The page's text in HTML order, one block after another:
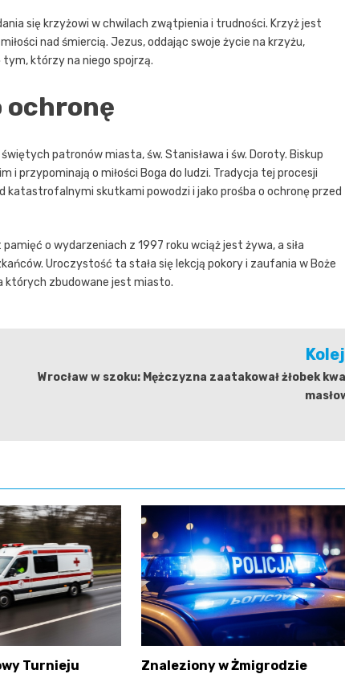
się krzyżowi w chwilach zwątpienia i trudności. Krzyż jest
nad śmiercią. Jezus, oddając swoje życie na krzyżu,
tym, którzy na niego spojrzą.
ochronę
patronów miasta, św. Stanisława i św. Doroty. Biskup
i przypominają o miłości Boga do ludzi. Tradycja tej procesji
katastrofalnymi skutkami powodzi i jako prośba o ochronę przed
o wydarzeniach z 1997 roku wciąż jest żywa, a siła
Uroczystość ta stała się lekcją pokory i zaufania w Boże
których zbudowane jest miasto.
Wrocław w szoku: Mężczyzna zaatakował żłobek
Turnieju
Znaleziony w Żmigrodzie